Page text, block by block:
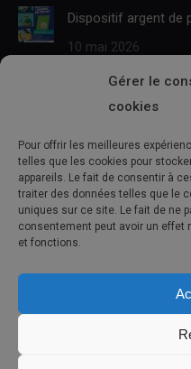
Gérer le
cookies
Pour offrir les meilleures
telles que les cookies pour
appareils. Le fait de consentir à
traiter des données telles que le
uniques sur ce site. Le fait de ne
consentement peut avoir un
et fonctions.
in
new
windowwindow
opens
new
window
opens
new
window
Dispositif argent de
10 mai 2026
BAFA TERRITORIAL
10 mai 2026
Séjours été 2026
10 mai 2026
L’agenda